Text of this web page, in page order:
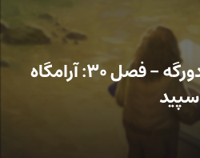
لوموس: شاهزاده دورگه – فصل ۳۰: آرامگاه
سپید